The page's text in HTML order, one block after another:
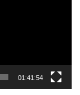
01:41:54